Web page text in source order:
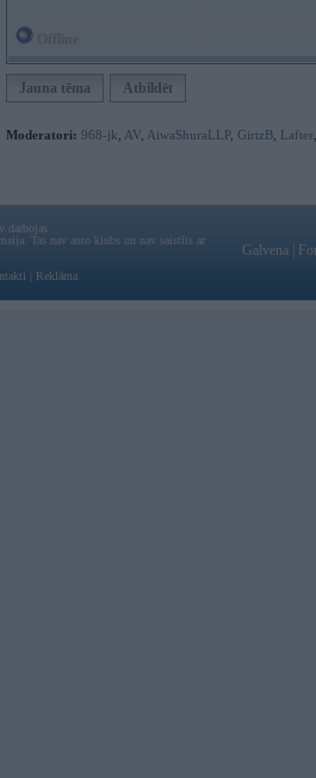
Jauna tēma Atbildēt
Moderatori: 968-jk AV AiwaShuraLLP, GirtzB Lafter
darbojas
Tas nav auto klubs un nav saistīts ar
Reklāma
Galvena